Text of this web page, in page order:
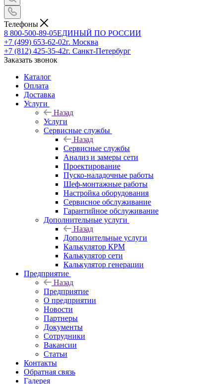
Телефоны
8 800-500-89-05ЕДИНЫЙ ПО РОССИИ
+7 (499) 653-62-02г. Москва
+7 (812) 425-35-42г. Санкт-Петербург
Заказать звонок
Каталог
Оплата
Доставка
Услуги
Назад
Услуги
Сервисные службы
Назад
Сервисные службы
Анализ и замеры сети
Проектирование
Пуско-наладочные работы
Шеф-монтажные работы
Настройка оборудования
Сервисное обслуживание
Гарантийное обслуживание
Дополнительные услуги
Назад
Дополнительные услуги
Калькулятор КРМ
Калькулятор сети
Калькулятор генерации
Предприятие
Назад
Предприятие
О предприятии
Новости
Партнеры
Документы
Сотрудники
Вакансии
Статьи
Контакты
Обратная связь
Галерея